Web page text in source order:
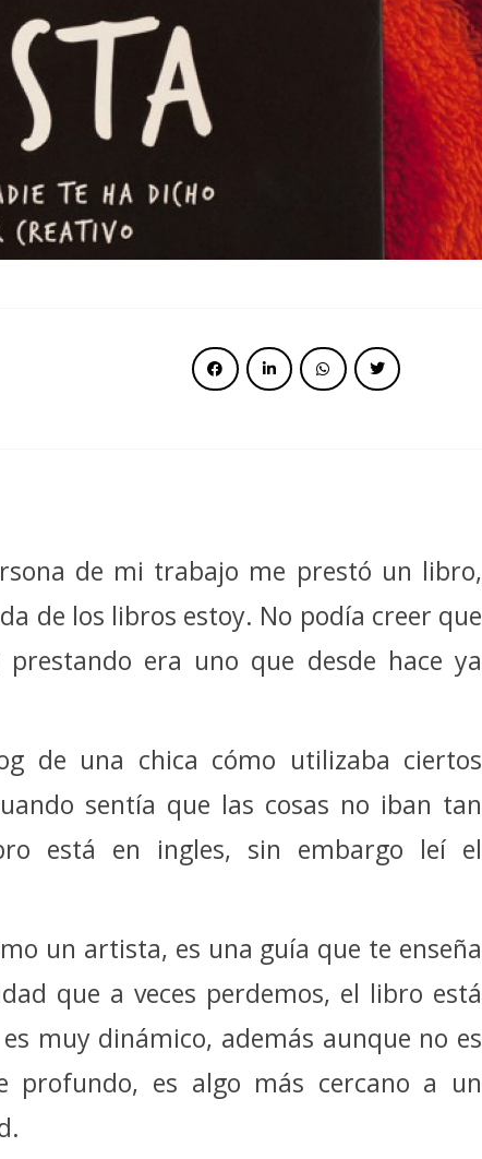
de mi trabajo me prestó un libro,
de los libros estoy. No podía creer que
era uno que desde hace ya
de una chica cómo utilizaba ciertos
sentía que las cosas no iban tan
está en ingles, sin embargo leí el
un artista, es una guía que te enseña
que a veces perdemos, el libro está
muy dinámico, además aunque no es
profundo, es algo más cercano a un